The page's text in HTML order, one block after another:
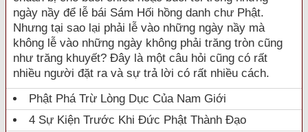
ngày nầy để lễ bái Sám Hối hồng danh chư Phật.
Nhưng tại sao lại phải lễ vào những ngày nầy mà
không lễ vào những ngày không phải trăng tròn cũng
như trăng khuyết? Đây là một câu hỏi cũng có rất
nhiều người đặt ra và sự trả lời có rất nhiều cách.
Phật Phá Trừ Lòng Dục Của Nam Giới
4 Sự Kiện Trước Khi Đức Phật Thành Đạo